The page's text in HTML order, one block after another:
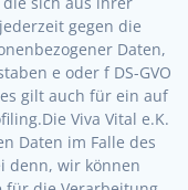
gegen die
Daten,
e oder f DS-GVO
gilt auch für ein auf
Viva Vital e.K.
Daten im Falle des
denn, wir können